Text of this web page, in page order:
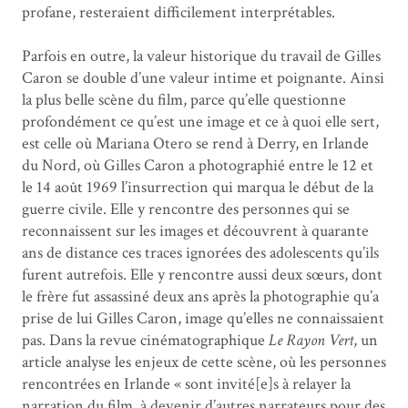
profane, resteraient difficilement interprétables.
Parfois en outre, la valeur historique du travail de Gilles
Caron se double d’une valeur intime et poignante. Ainsi
la plus belle scène du film, parce qu’elle questionne
profondément ce qu’est une image et ce à quoi elle sert,
est celle où Mariana Otero se rend à Derry, en Irlande
du Nord, où Gilles Caron a photographié entre le 12 et
le 14 août 1969 l’insurrection qui marqua le début de la
guerre civile. Elle y rencontre des personnes qui se
reconnaissent sur les images et découvrent à quarante
ans de distance ces traces ignorées des adolescents qu’ils
furent autrefois. Elle y rencontre aussi deux sœurs, dont
le frère fut assassiné deux ans après la photographie qu’a
prise de lui Gilles Caron, image qu’elles ne connaissaient
pas. Dans la revue cinématographique Le Rayon Vert, un
article analyse les enjeux de cette scène, où les personnes
rencontrées en Irlande « sont invité[e]s à relayer la